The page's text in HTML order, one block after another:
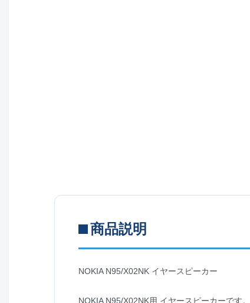
商品説明
NOKIA N95/X02NK イヤースピーカー
NOKIA N95/X02NK用 イヤースピーカーです。